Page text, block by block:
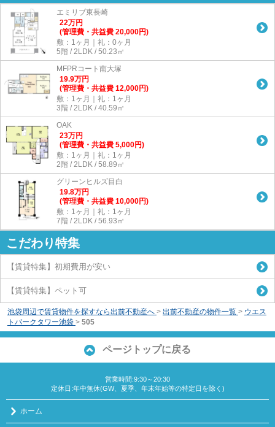
エミリブ東長崎
22万円
(管理費・共益費 20,000円)
敷：1ヶ月｜礼：0ヶ月
5階 / 2LDK / 50.23㎡
MFPRコート南大塚
19.9万円
(管理費・共益費 12,000円)
敷：1ヶ月｜礼：1ヶ月
3階 / 2LDK / 40.59㎡
OAK
23万円
(管理費・共益費 5,000円)
敷：1ヶ月｜礼：1ヶ月
2階 / 2LDK / 58.89㎡
グリーンヒルズ目白
19.8万円
(管理費・共益費 10,000円)
敷：1ヶ月｜礼：1ヶ月
7階 / 2LDK / 56.93㎡
こだわり特集
【賃貸特集】初期費用が安い
【賃貸特集】ペット可
池袋周辺で賃貸物件を探すなら出前不動産へ > 出前不動産の物件一覧 > ウエス
トパークタワー池袋 > 505
ページトップに戻る
営業時間:9:30～20:30
定休日:年中無休(GW、夏季、年末年始等の特定日を除く)
ホーム